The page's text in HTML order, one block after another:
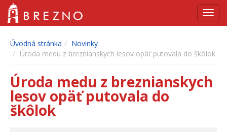
Úvodná stránka
Novinky
Úroda medu z breznianskych lesov opäť putovala do škôlok
Úroda medu z breznianskych
lesov opäť putovala do
škôlok